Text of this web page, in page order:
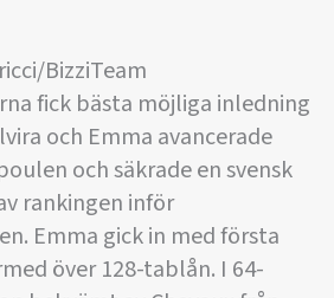
BizziTeam
fick bästa möjliga inledning
och Emma avancerade
och säkrade en svensk
rankingen inför
Emma gick in med första
över 128-tablån. I 64-